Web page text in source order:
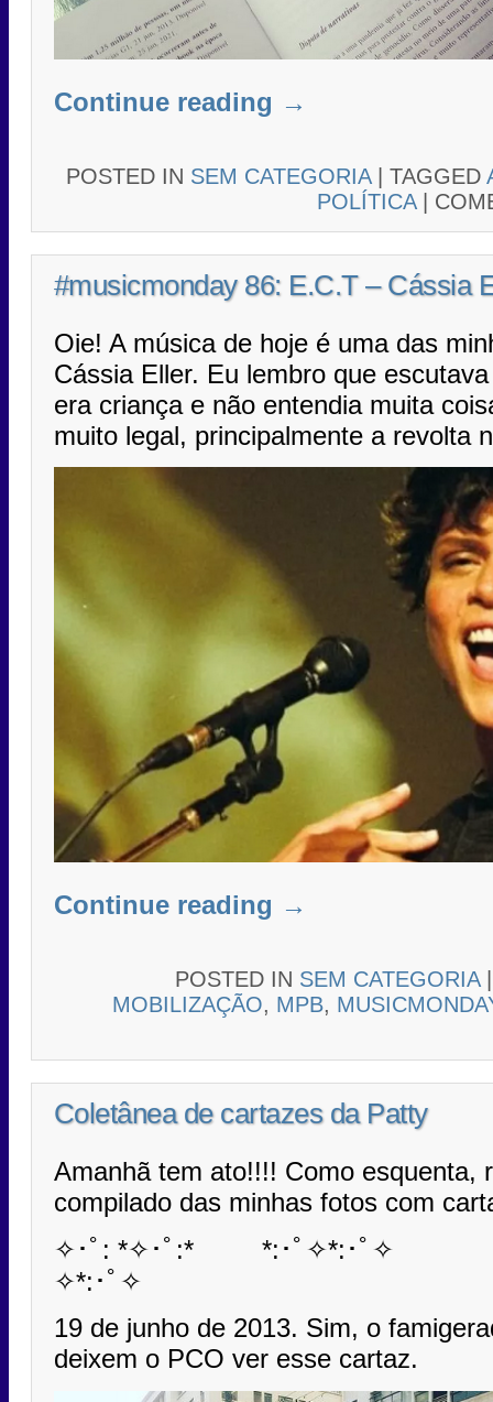
Continue reading →
POSTED IN SEM CATEGORIA TAGGED
POLÍTICA|
#musicmonday 86: E.C.T – Cássia
Oie! A música de hoje é uma das
Cássia Eller. Eu lembro que
era criança e não entendia muita
muito legal, principalmente a revolta
Continue reading →
POSTED IN SEM CATEGORIA
MOBILIZAÇÃO, MPB,
Coletânea de cartazes da Patty
Amanhã tem ato!!!! Como esquenta,
compilado das minhas fotos com
✧･ﾟ: *✧･ﾟ:* *:･ﾟ✧*:･ﾟ✧
✧*:･ﾟ✧
19 de junho de 2013. Sim, o
deixem o PCO ver esse cartaz.